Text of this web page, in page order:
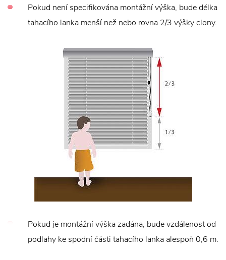
Pokud není specifikována montážní výška, bude délka
tahacího lanka menší než nebo rovna 2/3 výšky clony.
Pokud je montážní výška zadána, bude vzdálenost od
podlahy ke spodní části tahacího lanka alespoň 0,6 m.